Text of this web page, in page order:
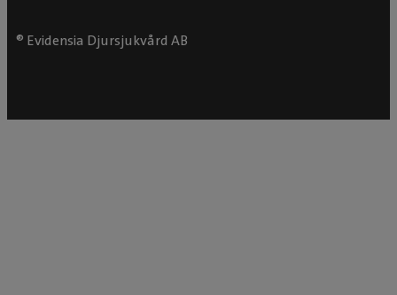
® Evidensia Djursjukvård AB